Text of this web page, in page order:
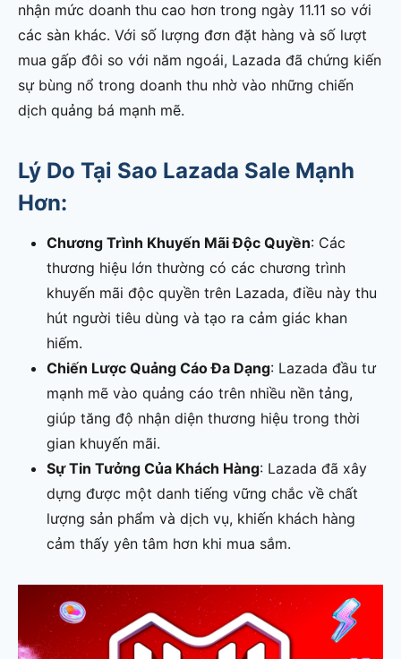
nhận mức doanh thu cao hơn trong ngày 11.11 so với
các sàn khác. Với số lượng đơn đặt hàng và số lượt
mua gấp đôi so với năm ngoái, Lazada đã chứng kiến
sự bùng nổ trong doanh thu nhờ vào những chiến
dịch quảng bá mạnh mẽ.
Lý Do Tại Sao Lazada Sale Mạnh
Hơn:
Chương Trình Khuyến Mãi Độc Quyền: Các
thương hiệu lớn thường có các chương trình
khuyến mãi độc quyền trên Lazada, điều này thu
hút người tiêu dùng và tạo ra cảm giác khan
hiếm.
Chiến Lược Quảng Cáo Đa Dạng: Lazada đầu tư
mạnh mẽ vào quảng cáo trên nhiều nền tảng,
giúp tăng độ nhận diện thương hiệu trong thời
gian khuyến mãi.
Sự Tin Tưởng Của Khách Hàng: Lazada đã xây
dựng được một danh tiếng vững chắc về chất
lượng sản phẩm và dịch vụ, khiến khách hàng
cảm thấy yên tâm hơn khi mua sắm.